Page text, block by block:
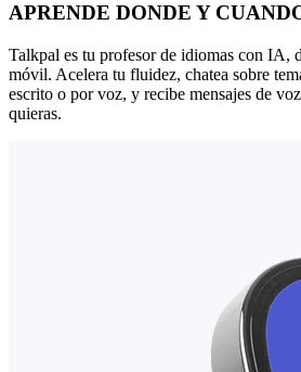
APRENDE DONDE Y
Talkpal es tu profesor de idiomas con IA,
móvil. Acelera tu fluidez, chatea sobre
escrito o por voz, y recibe mensajes de
quieras.